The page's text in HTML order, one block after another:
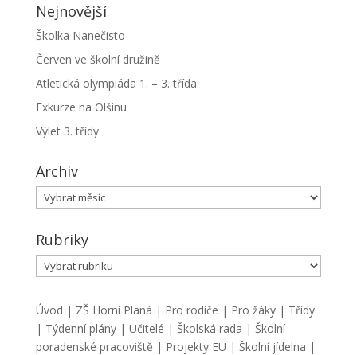
Nejnovější
Školka Nanečisto
Červen ve školní družině
Atletická olympiáda 1. – 3. třída
Exkurze na Olšinu
Výlet 3. třídy
Archiv
Archiv
Rubriky
Rubriky
Úvod | ZŠ Horní Planá | Pro rodiče | Pro žáky| Třídy
| Týdenní plány| Učitelé | Školská rada | Školní
poradenské pracoviště | Projekty EU | Školní jídelna |